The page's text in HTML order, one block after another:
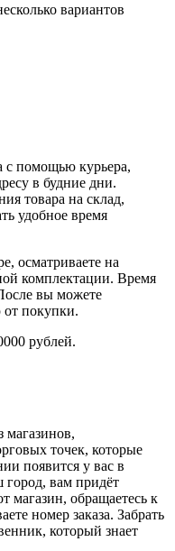
вариантов
с помощью курьера,
в будние дни.
товара на склад,
удобное время
осматриваете на
комплектации. Время
вы можете
от покупки.
рублей.
магазинов,
точек, которые
появится у вас в
город, вам придёт
магазин, обращаетесь к
номер заказа. Забрать
который знает